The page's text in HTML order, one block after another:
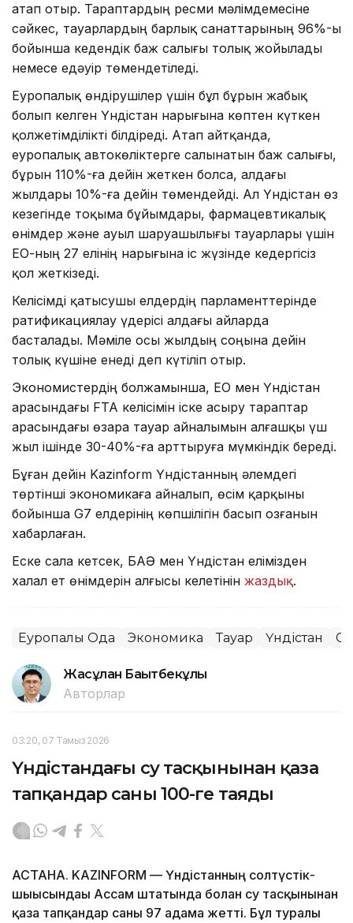
атап отыр. Тараптардың ресми мәлімдемесіне
сәйкес, тауарлардың барлық санаттарының 96%-ы
бойынша кедендік баж салығы толық жойылады
немесе едәуір төмендетіледі.
Еуропалық өндірушілер үшін бұл бұрын жабық
болып келген Үндістан нарығына көптен күткен
қолжетімділікті білдіреді. Атап айтқанда,
еуропалық автокөліктерге салынатын баж салығы,
бұрын 110%-ға дейін жеткен болса, алдағы
жылдары 10%-ға дейін төмендейді. Ал Үндістан өз
кезегінде тоқыма бұйымдары, фармацевтикалық
өнімдер және ауыл шаруашылығы тауарлары үшін
ЕО-ның 27 елінің нарығына іс жүзінде кедергісіз
қол жеткізеді.
Келісімді қатысушы елдердің парламенттерінде
ратификациялау үдерісі алдағы айларда
басталады. Мәміле осы жылдың соңына дейін
толық күшіне енеді деп күтіліп отыр.
Экономистердің болжамынша, ЕО мен Үндістан
арасындағы FTA келісімін іске асыру тараптар
арасындағы өзара тауар айналымын алғашқы үш
жыл ішінде 30-40%-ға арттыруға мүмкіндік береді.
Бұған дейін Kazinform Үндістанның әлемдегі
төртінші экономикаға айналып, өсім қарқыны
бойынша G7 елдерінің көпшілігін басып озғанын
хабарлаған.
Еске сала кетсек, БАӘ мен Үндістан елімізден
халал ет өнімдерін алғысы келетінін жаздық.
Еуропалық Одақ Экономика Тауар Үндістан
Жасұлан Бақытбекұлы
Авторлар
03:20, 07 Тамыз 2026
Үндістандағы су тасқынынан қаза
тапқандар саны 100-ге таяды
АСТАНА. KAZINFORM — Үндістанның солтүстік-
шығысындағы Ассам штатында болған су тасқынынан
қаза тапқандар саны 97 адамға жетті. Бұл туралы